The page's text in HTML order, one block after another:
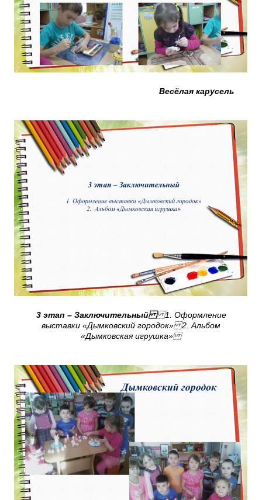
Весёлая карусель
3 этап – Заключительный1. Оформление
выставки «Дымковский городок» 2. Альбом
«Дымковская игрушка»